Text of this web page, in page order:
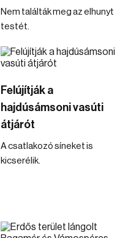
Nem találták meg az elhunyt
testét.
Felújítják a
hajdúsámsoni vasúti
átjárót
A csatlakozó síneket is
kicserélik.